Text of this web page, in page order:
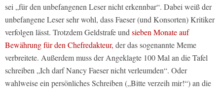
sei „für den unbefangenen Leser nicht erkennbar“. Dabei weiß der
unbefangene Leser sehr wohl, dass Faeser (und Konsorten) Kritiker
verfolgen lässt. Trotzdem Geldstrafe undsieben Monate auf
Bewährung für den Chefredakteur, der das sogenannte Meme
verbreitete. Außerdem muss der Angeklagte 100 Mal an die Tafel
schreiben „Ich darf Nancy Faeser nicht verleumden“. Oder
wahlweise ein persönliches Schreiben („Bitte verzeih mir!“) an die